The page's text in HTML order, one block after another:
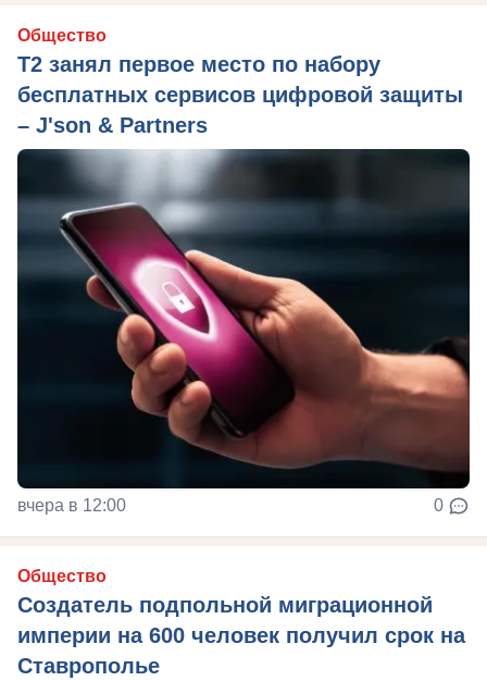
Общество
Т2 занял первое место по набору
бесплатных сервисов цифровой защиты
– J'son & Partners
вчера в 12:00 0
Общество
Создатель подпольной миграционной
империи на 600 человек получил срок на
Ставрополье